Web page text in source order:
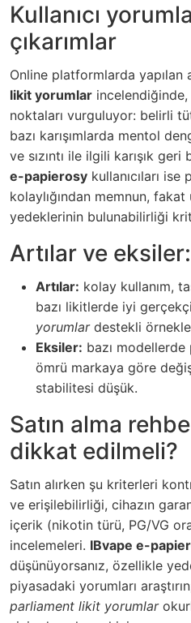
Kullanıcı
çıkarımlar
Online platformlarda yapılan
likit yorumlar incelendiğinde,
noktaları vurguluyor: belirli
bazı karışımlarda mentol
ve sızıntı ile ilgili karışık
e-papierosy kullanıcıları
kolaylığından memnun,
yedeklerinin bulunabilirliği
Artılar ve eksiler:
Artılar: kolay kullanım,
bazı likitlerde iyi
yorumlardestekli
Eksiler: bazı modellerde
ömrü markaya göre
stabilitesi düşük.
Satın alma
dikkat edilmeli?
Satın alırken şu kriterleri
ve erişilebilirliği, cihazın
içerik (nikotin türü, PG/VG
incelemeleri. IBvape e-
düşünüyorsanız, özellikle
piyasadaki yorumları
parliament likit yorumlar